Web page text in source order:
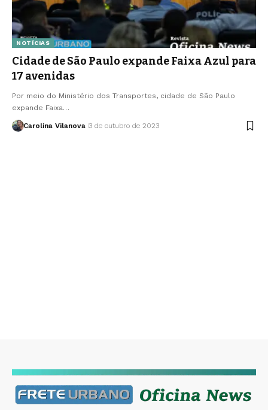
NOTÍCIAS
Cidade de São Paulo expande Faixa Azul para
17 avenidas
Por meio do Ministério dos Transportes, cidade de São Paulo
expande Faixa…
Carolina Vilanova 3 de outubro de 2023